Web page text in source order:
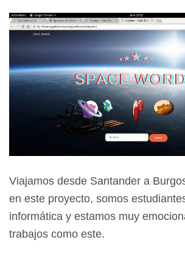
Viajamos desde Santander a
en este proyecto, somos
informática y estamos muy
trabajos como este.